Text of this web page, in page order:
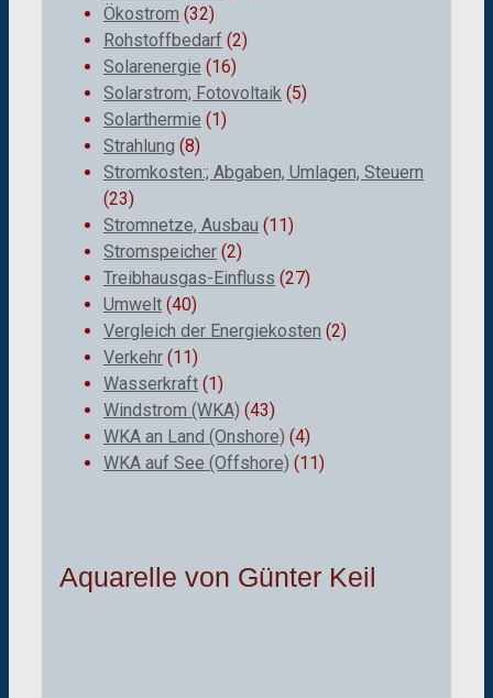
Ökostrom (32)
Rohstoffbedarf (2)
Solarenergie (16)
Solarstrom; Fotovoltaik (5)
Solarthermie (1)
Strahlung (8)
Stromkosten:; Abgaben, Umlagen, Steuern
(23)
Stromnetze, Ausbau (11)
Stromspeicher (2)
Treibhausgas-Einfluss (27)
Umwelt (40)
Vergleich der Energiekosten (2)
Verkehr (11)
Wasserkraft (1)
Windstrom (WKA) (43)
WKA an Land (Onshore) (4)
WKA auf See (Offshore) (11)
Aquarelle von Günter Keil